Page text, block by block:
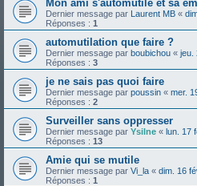
Mon ami s'automutile et sa
Dernier message par Laurent MB «
Réponses : 1
automutilation que faire ?
Dernier message par boubichou « jeu.
Réponses : 3
je ne sais pas quoi faire
Dernier message par poussin « mer.
Réponses : 2
Surveiller sans oppresser
Dernier message par Ysilne « lun. 17
Réponses : 13
Amie qui se mutile
Dernier message par Vi_la « dim. 16
Réponses : 1